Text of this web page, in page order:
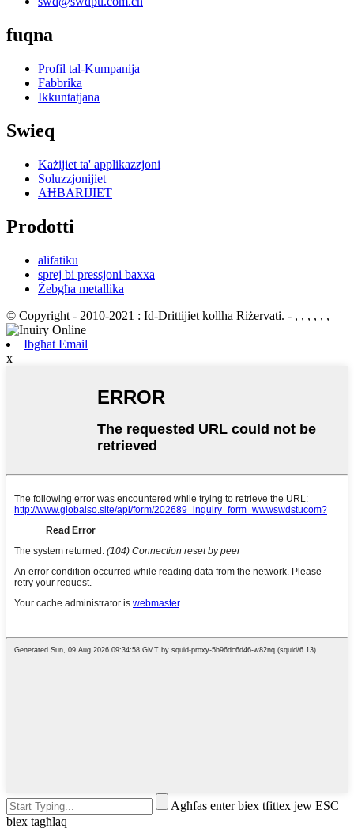
fuqna
Profil tal-Kumpanija
Fabbrika
Ikkuntatjana
Swieq
Każijiet ta' applikazzjoni
Soluzzjonijiet
AĦBARIJIET
Prodotti
alifatiku
sprej bi pressjoni baxxa
Żebgħa metallika
© Copyright - 2010-2021 : Id-Drittijiet kollha Riżervati. - , , , , , ,
Ibgħat Email
x
Agħfas enter biex tfittex jew ESC
biex tagħlaq